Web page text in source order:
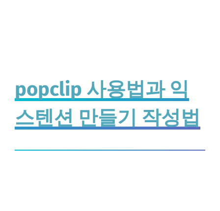
popclip 사용법과 익
스텐션 만들기 작성법